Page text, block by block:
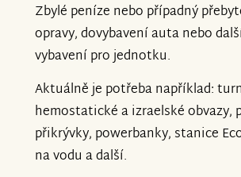
Zbylé peníze nebo případný
opravy, dovybavení auta nebo
vybavení pro jednotku.
Aktuálně je potřeba například:
hemostatické a izraelské obvazy,
přikrývky, powerbanky, stanice
na vodu a další.